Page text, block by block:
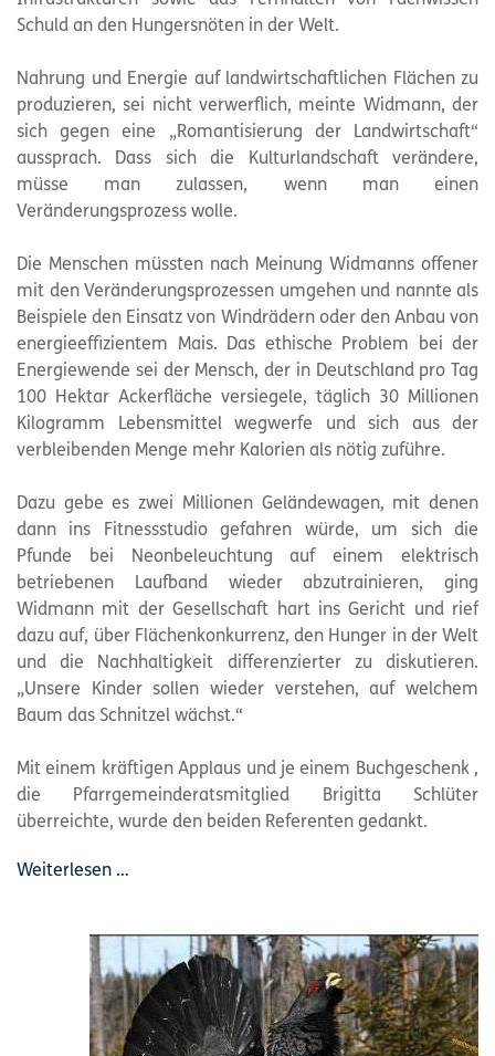
Schuld an den Hungersnöten in der Welt.
Nahrung und Energie auf landwirtschaftlichen Flächen zu
produzieren, sei nicht verwerflich, meinte Widmann, der
sich gegen eine „Romantisierung der Landwirtschaft“
aussprach. Dass sich die Kulturlandschaft verändere,
müsse man zulassen, wenn man einen
Veränderungsprozess wolle.
Die Menschen müssten nach Meinung Widmanns offener
mit den Veränderungsprozessen umgehen und nannte als
Beispiele den Einsatz von Windrädern oder den Anbau von
energieeffizientem Mais. Das ethische Problem bei der
Energiewende sei der Mensch, der in Deutschland pro Tag
100 Hektar Ackerfläche versiegele, täglich 30 Millionen
Kilogramm Lebensmittel wegwerfe und sich aus der
verbleibenden Menge mehr Kalorien als nötig zuführe.
Dazu gebe es zwei Millionen Geländewagen, mit denen
dann ins Fitnessstudio gefahren würde, um sich die
Pfunde bei Neonbeleuchtung auf einem elektrisch
betriebenen Laufband wieder abzutrainieren, ging
Widmann mit der Gesellschaft hart ins Gericht und rief
dazu auf, über Flächenkonkurrenz, den Hunger in der Welt
und die Nachhaltigkeit differenzierter zu diskutieren.
„Unsere Kinder sollen wieder verstehen, auf welchem
Baum das Schnitzel wächst.“
Mit einem kräftigen Applaus und je einem Buchgeschenk ,
die Pfarrgemeinderatsmitglied Brigitta Schlüter
überreichte, wurde den beiden Referenten gedankt.
Weiterlesen …